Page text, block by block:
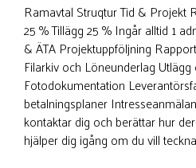
Ramavtal Struqtur Tid & Projekt
25 % Tillägg 25 % Ingår alltid 1
& ÄTA Projektuppföljning
Filarkiv och Löneunderlag
Fotodokumentation
betalningsplaner
kontaktar dig och berättar hur
hjälper dig igång om du vill teckna